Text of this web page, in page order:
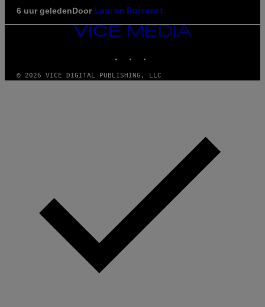
6 uur geledenDoor Lauren Boisvert
VICE
MEDIA
© 2026 VICE DIGITAL PUBLISHING, LLC